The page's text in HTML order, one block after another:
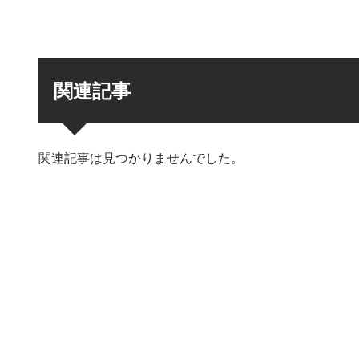
関連記事
関連記事は見つかりませんでした。